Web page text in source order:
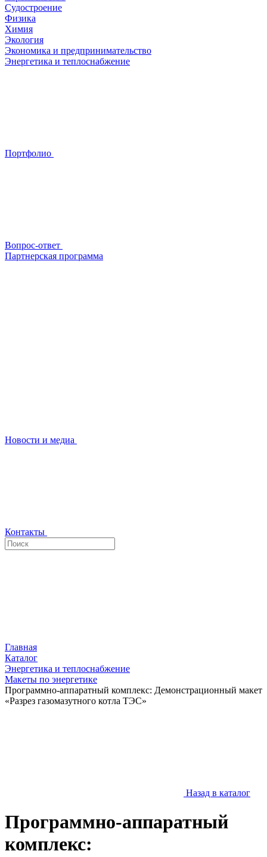
Судостроение
Физика
Химия
Экология
Экономика и предпринимательство
Энергетика и теплоснабжение
Портфолио
Вопрос-ответ
Партнерская программа
Новости и медиа
Контакты
Главная
Каталог
Энергетика и теплоснабжение
Макеты по энергетике
Программно-аппаратный комплекс: Демонстрационный макет
«Разрез газомазутного котла ТЭС»
Назад в каталог
Программно-аппаратный
комплекс: